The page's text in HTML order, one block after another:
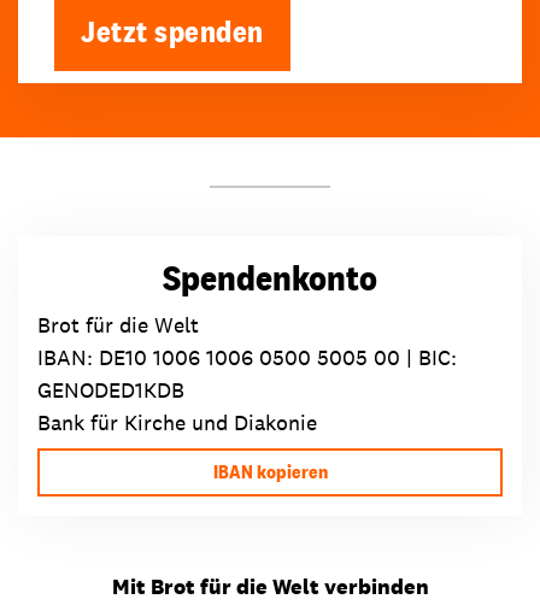
Jetzt spenden
Spendenkonto
Brot für die Welt
IBAN: DE10 1006 1006 0500 5005 00 | BIC:
GENODED1KDB
Bank für Kirche und Diakonie
IBAN kopieren
Mit Brot für die Welt verbinden